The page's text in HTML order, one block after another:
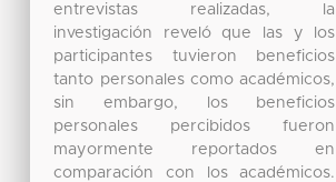
entrevistas realizadas, la
investigación reveló que las y los
participantes tuvieron beneficios
tanto personales como académicos,
sin embargo, los beneficios
personales percibidos fueron
mayormente reportados en
comparación con los académicos.